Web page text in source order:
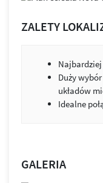
ludziom i ich
budynkami i
elewację z
wykonane z
Nie brakuje tu
Zabudowa została
ZALETY
Duży
układów
Idealne
GALERIA